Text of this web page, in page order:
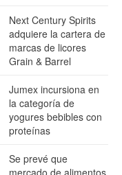
Next Century Spirits
adquiere la cartera de
marcas de licores
Grain & Barrel
Jumex incursiona en
la categoría de
yogures bebibles con
proteínas
Se prevé que
mercado de alimentos